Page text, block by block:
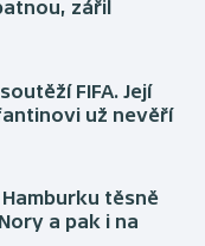
zářil
FIFA. Její
už nevěří
těsně
a pak i na